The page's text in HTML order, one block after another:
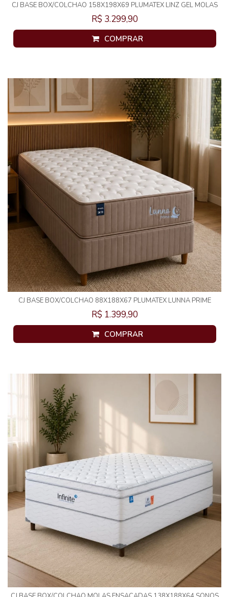
CJ BASE BOX/COLCHAO 158X198X69 PLUMATEX LINZ GEL MOLAS
ENSACADAS
R$ 3.299,90
COMPRAR
CJ BASE BOX/COLCHAO 88X188X67 PLUMATEX LUNNA PRIME
MOLAS ENSACADAS
R$ 1.399,90
COMPRAR